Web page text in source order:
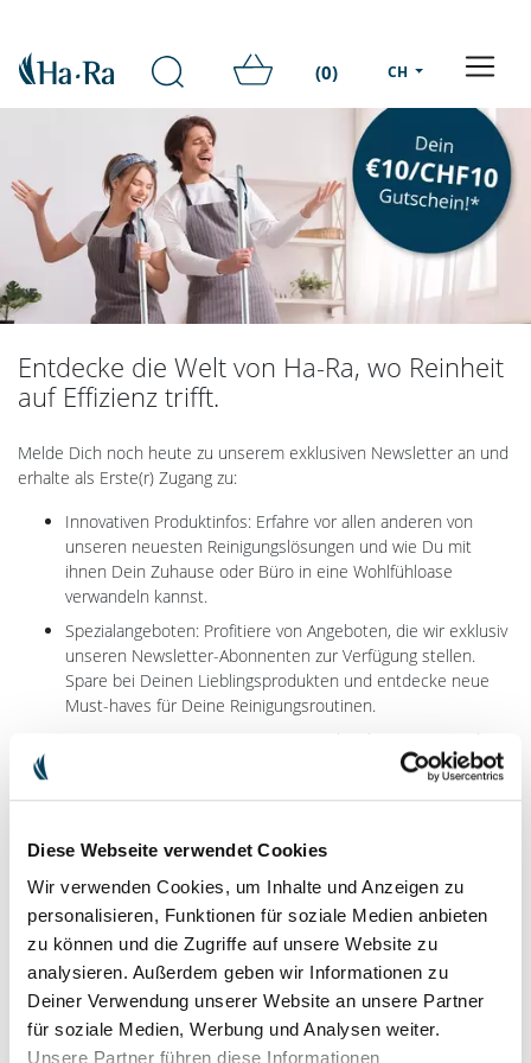
Diese Webseite verwendet Cookies
Wir verwenden Cookies, um Inhalte und Anzeigen zu
personalisieren, Funktionen für soziale Medien anbieten
zu können und die Zugriffe auf unsere Website zu
analysieren. Außerdem geben wir Informationen zu
Deiner Verwendung unserer Website an unsere Partner
für soziale Medien, Werbung und Analysen weiter.
Unsere Partner führen diese Informationen
(0) CH
Entdecke die Welt von Ha-Ra, wo Reinheit
auf Effizienz trifft.
Melde Dich noch heute zu unserem exklusiven Newsletter an und
erhalte als Erste(r) Zugang zu:
Innovativen Produktinfos: Erfahre vor allen anderen von
unseren neuesten Reinigungslösungen und wie Du mit
ihnen Dein Zuhause oder Büro in eine Wohlfühloase
verwandeln kannst.
Spezialangeboten: Profitiere von Angeboten, die wir exklusiv
unseren Newsletter-Abonnenten zur Verfügung stellen.
Spare bei Deinen Lieblingsprodukten und entdecke neue
Must-haves für Deine Reinigungsroutinen.
Experten-Tipps: Unsere Experten teilen ihr Wissen rund um
effektive Reinigungsmethoden, Nachhaltigkeit im Haushalt
und wie Du die Lebensdauer Deiner Ha-Ra Produkte
* Die Anmeldung ist schnell, einfach und natürlich kostenlos. Wir
legen großen Wert auf Datenschutz und garantieren, dass Deine
Daten sicher und geschützt sind. Deine Zufriedenheit und Dein
Vertrauen sind uns wichtig und werden mit einem exklusiven 10
EUR / CHF Gutschein belohnt.
Dein Vorname*